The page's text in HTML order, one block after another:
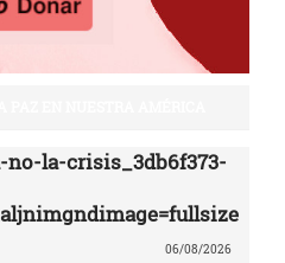
la-crisis_3db6f373-
06/08/2026